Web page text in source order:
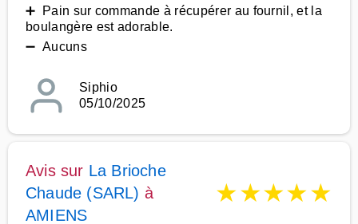
➕ Pain sur commande à récupérer au fournil, et la
boulangère est adorable.
➖ Aucuns
Siphio
05/10/2025
Avis sur La Brioche
Chaude (SARL) à
AMIENS
★★★★★